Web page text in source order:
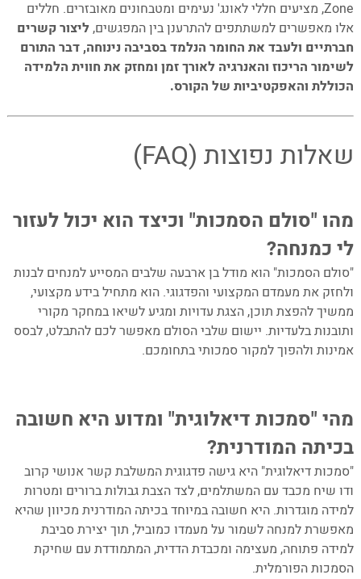
Zone, מציעים חללי לאונג' נעימים ומטבחונים מאובזרים. חללים
אלו מאפשרים למשתתפים להתרענן בין המפגשים,ליצור קשרים
חברתיים ולעבד את החומר הנלמד בסביבה נינוחה, דבר התורם
לשימור הריכוז והאנרגיה לאורך זמן ומחזק את חווית הלמידה
הכוללת והאפקטיביות של הקורס.
שאלות נפוצות (FAQ)
מהו "סולם הסמכות" וכיצד הוא יכול לעזור
לי כמנחה?
"סולם הסמכות" הוא מודל בן ארבעה שלבים המסייע למנחים לבנות
ולחזק את מעמדם המקצועי והפדגוגי. הוא מתחיל בידע מקצועי,
ממשיך להפצת תוכן, הצגת עדויות ומגיע לשיאו במחקר מקורי
ותובנות בלעדיות. יישום שלבי הסולם מאפשר לכם להתבלט, לבסס
אמינות ולהפוך למקור סמכותי בתחומכם.
מהי "סמכות דיאלוגית" ומדוע היא חשובה
בכיתה המודרנית?
"סמכות דיאלוגית" היא גישה פדגוגית המשלבת קשר אנושי קרוב
ודו שיח מכבד עם המשתלמים, לצד הצבת גבולות ברורים ומטרות
למידה מוגדרות. היא חשובה במיוחד בכיתה המודרנית מכיוון שהיא
מאפשרת למנחה לשמור על מעמדו כמוביל, תוך יצירת סביבת
למידה פתוחה, מעצימה ומכבדת הדדית, המתמודדת עם שחיקת
הסמכות הפורמלית.